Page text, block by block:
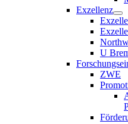
Exzellenz
U
ZWE